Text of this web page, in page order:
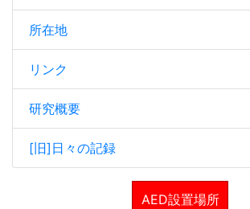
所在地
リンク
研究概要
[旧]日々の記録
AED設置場所